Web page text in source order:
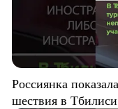
Россиянка
шествия в